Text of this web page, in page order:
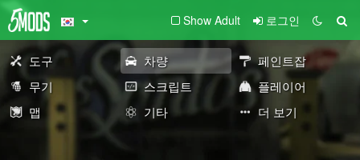
Show Adult 로그인
도구 차량
페인트잡
무기
스크립트
플레이어
맵
기타 더 보기